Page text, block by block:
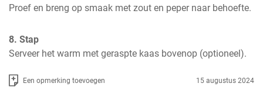
Proef en breng op smaak met zout en peper naar behoefte.
8. Stap
Serveer het warm met geraspte kaas bovenop (optioneel).
Een opmerking toevoegen 15 augustus 2024